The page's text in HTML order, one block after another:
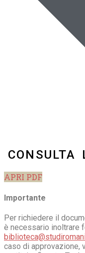
CONSULTA
APRI PDF
Importante
Per richiedere il
è necessario inoltrare
caso di approvazione,